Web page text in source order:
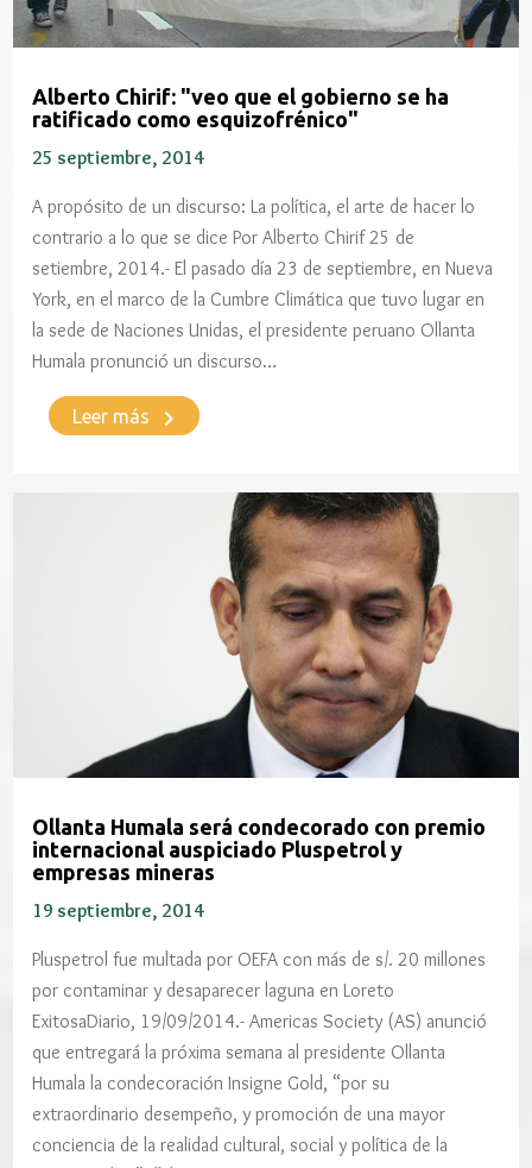
Alberto Chirif: "veo que el gobierno se ha
ratificado como esquizofrénico"
25 septiembre, 2014
A propósito de un discurso: La política, el arte de hacer lo
contrario a lo que se dice Por Alberto Chirif 25 de
setiembre, 2014.- El pasado día 23 de septiembre, en Nueva
York, en el marco de la Cumbre Climática que tuvo lugar en
la sede de Naciones Unidas, el presidente peruano Ollanta
Humala pronunció un discurso…
Leer más keyboard_arrow_right
Ollanta Humala será condecorado con premio
internacional auspiciado Pluspetrol y
empresas mineras
19 septiembre, 2014
Pluspetrol fue multada por OEFA con más de s/. 20 millones
por contaminar y desaparecer laguna en Loreto
ExitosaDiario, 19/09/2014.- Americas Society (AS) anunció
que entregará la próxima semana al presidente Ollanta
Humala la condecoración Insigne Gold, “por su
extraordinario desempeño, y promoción de una mayor
conciencia de la realidad cultural, social y política de la